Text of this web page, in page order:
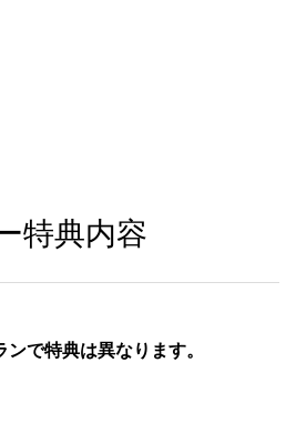
特典内容
で特典は異なります。